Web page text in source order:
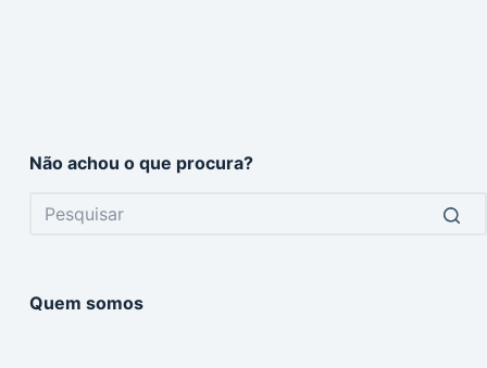
Não achou o que procura?
Quem somos